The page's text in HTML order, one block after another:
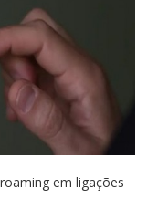
em ligações